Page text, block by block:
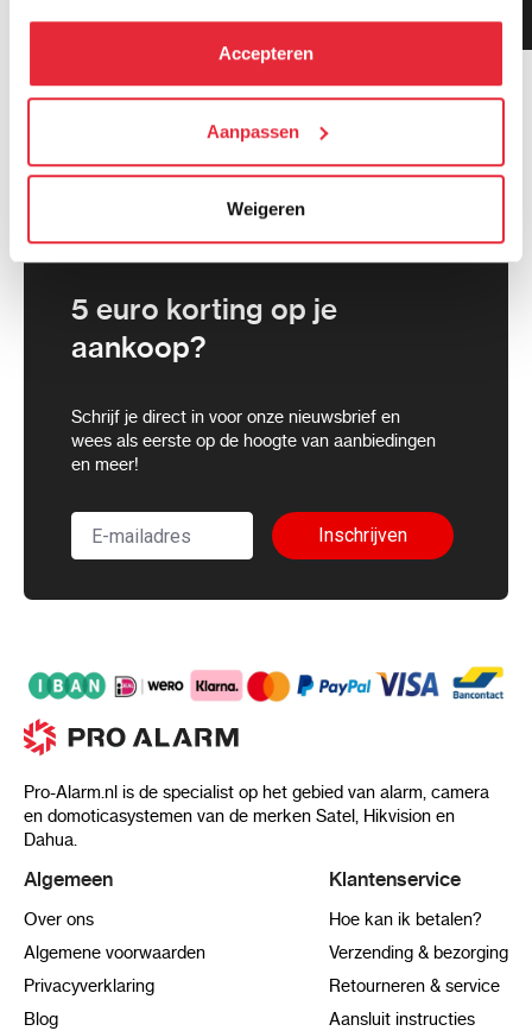
hebben verzameld via het gebruik van hun diensten. Je
kunt alle cookies accepteren, alleen noodzakelijke
We werken samen met21 derden
die uw gegevens
kunnen ontvangen en verwerken.
Accepteren
Aanpassen
Weigeren
5 euro korting op je
aankoop?
Schrijf je direct in voor onze nieuwsbrief en
wees als eerste op de hoogte van aanbiedingen
en meer!
Inschrijven
Pro-Alarm.nl is de specialist op het gebied van alarm, camera
en domoticasystemen van de merken Satel, Hikvision en
Dahua.
gemiddeld!
Algemeen
Over ons
Algemene voorwaarden
Privacyverklaring
Blog
Klantenservice
Hoe kan ik betalen?
Verzending & bezorging
Retourneren & service
Aansluit instructies